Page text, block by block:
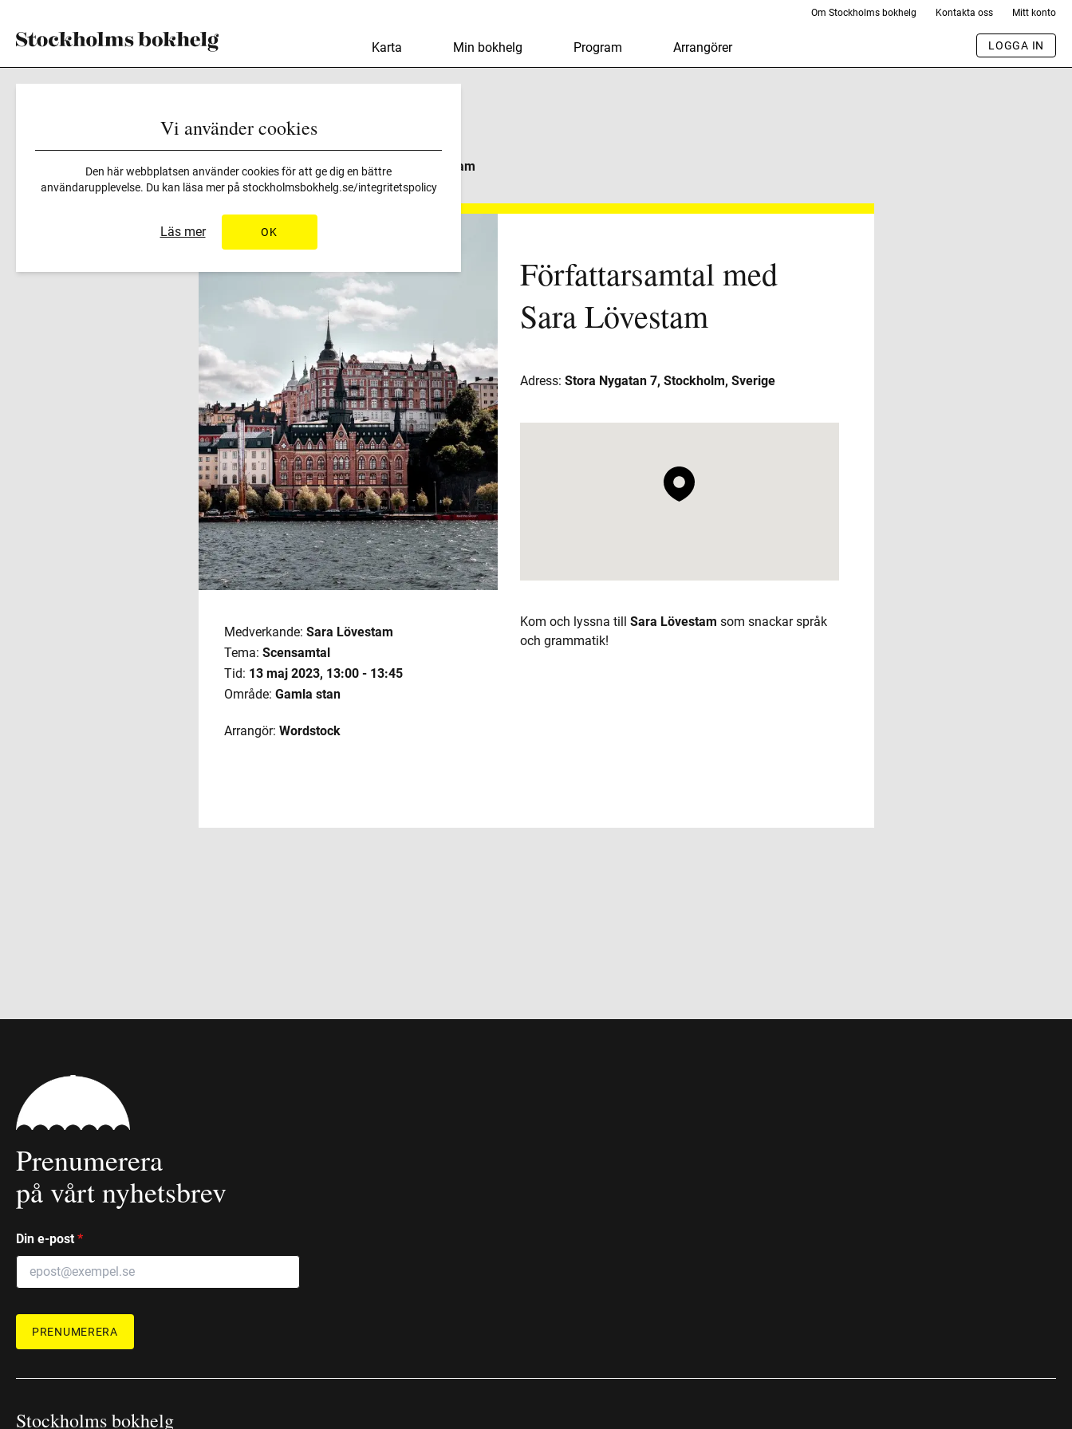
Om Stockholms bokhelg Kontakta oss Mitt konto
Karta Min bokhelg Program Arrangörer LOGGA IN
Program > Författarsamtal Med Sara Lövestam
Medverkande: Sara Lövestam
Tema: Scensamtal
Tid: 13 maj 2023, 13:00 - 13:45
Område: Gamla stan
Arrangör: Wordstock
Författarsamtal med
Sara Lövestam
Adress: Stora Nygatan 7, Stockholm, Sverige
Kom och lyssna till Sara Lövestam som snackar språk
och grammatik!
Prenumerera
på vårt nyhetsbrev
Din e-post *
PRENUMERERA
Stockholms bokhelg
Vi använder cookies
Den här webbplatsen använder cookies för att ge dig en bättre
användarupplevelse. Du kan läsa mer på stockholmsbokhelg.se/integritetspolicy
Läs mer OK